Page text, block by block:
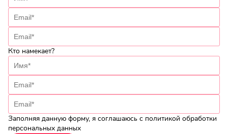
Кто намекает?
Заполняя данную форму, я соглашаюсь с политикой обработки
персональных данных